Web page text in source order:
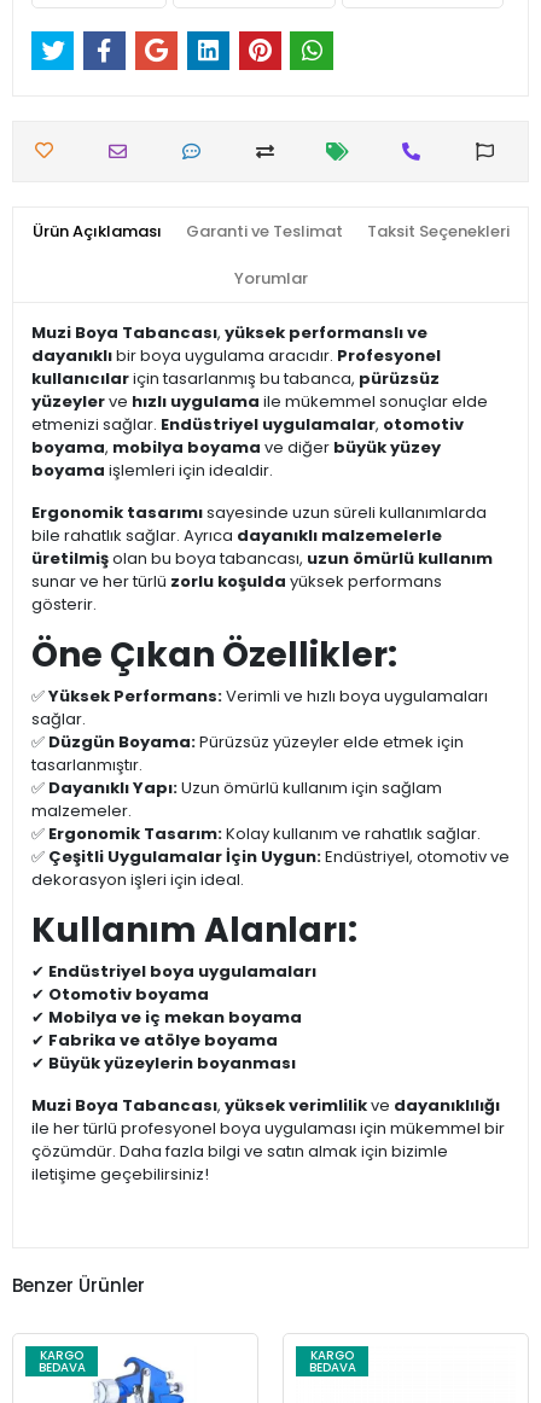
Ürün Açıklaması Garanti ve Teslimat Taksit Seçenekleri
Yorumlar
Muzi Boya Tabancası, yüksek performanslı ve
dayanıklıbir boya uygulama aracıdır. Profesyonel
kullanıcılariçin tasarlanmış bu tabanca, pürüzsüz
yüzeylerve hızlı uygulama ile mükemmel sonuçlar elde
etmenizi sağlar. Endüstriyel uygulamalar, otomotiv
boyama, mobilya boyama ve diğer büyük yüzey
boyama işlemleri için idealdir.
Ergonomik tasarımısayesinde uzun süreli kullanımlarda
bile rahatlık sağlar. Ayrıca dayanıklı malzemelerle
üretilmişolan bu boya tabancası, uzun ömürlü kullanım
sunar ve her türlü zorlu koşulda yüksek performans
gösterir.
Öne Çıkan Özellikler:
✅Yüksek Performans:Verimli ve hızlı boya uygulamaları
sağlar.
✅ Düzgün Boyama:Pürüzsüz yüzeyler elde etmek için
tasarlanmıştır.
✅ Dayanıklı Yapı:Uzun ömürlü kullanım için sağlam
malzemeler.
✅ Ergonomik Tasarım:Kolay kullanım ve rahatlık sağlar.
✅ Çeşitli Uygulamalar İçin Uygun:Endüstriyel, otomotiv ve
dekorasyon işleri için ideal.
Kullanım Alanları:
✔ Endüstriyel boya uygulamaları
✔ Otomotiv boyama
✔ Mobilya ve iç mekan boyama
✔ Fabrika ve atölye boyama
✔ Büyük yüzeylerin boyanması
Muzi Boya Tabancası, yüksek verimlilikve dayanıklılığı
ile her türlü profesyonel boya uygulaması için mükemmel bir
çözümdür. Daha fazla bilgi ve satın almak için bizimle
iletişime geçebilirsiniz!
Benzer Ürünler
KARGO
BEDAVA
KARGO
BEDAVA